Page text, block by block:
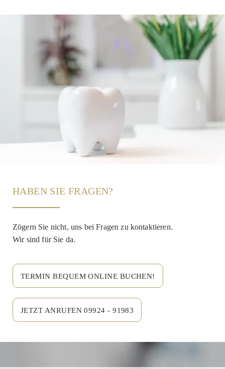
HABEN SIE FRAGEN?
Zögern Sie nicht, uns bei Fragen zu kontaktieren.
Wir sind für Sie da.
TERMIN BEQUEM ONLINE BUCHEN!
JETZT ANRUFEN 09924 - 91983